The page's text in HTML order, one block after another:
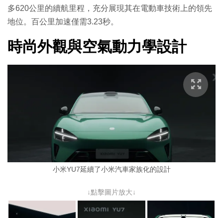
多620公里的續航里程，充分展現其在電動車技術上的領先
地位。百公里加速僅需3.23秒。
時尚外觀與空氣動力學設計
小米YU7延續了小米汽車家族化的設計
↓點擊圖片放大↓